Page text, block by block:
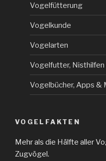
Vogelfütterung
Vogelkunde
Vogelarten
Vogelfutter,
Vogelbücher, Apps &
VOGELFAKTEN
Mehr als die Hälfte aller
Zugvögel.